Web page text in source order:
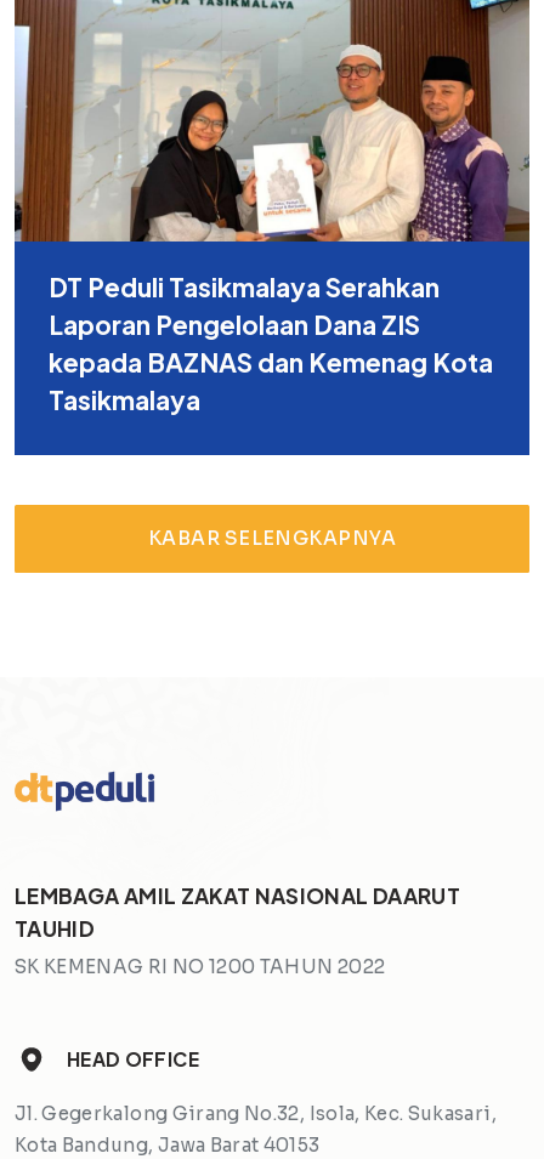
DT Peduli Tasikmalaya Serahkan
Laporan Pengelolaan Dana ZIS
kepada BAZNAS dan Kemenag Kota
Tasikmalaya
KABAR SELENGKAPNYA
LEMBAGA AMIL ZAKAT NASIONAL DAARUT
TAUHID
SK KEMENAG RI NO 1200 TAHUN 2022
HEAD OFFICE
Jl. Gegerkalong Girang No.32, Isola, Kec. Sukasari,
Kota Bandung, Jawa Barat 40153